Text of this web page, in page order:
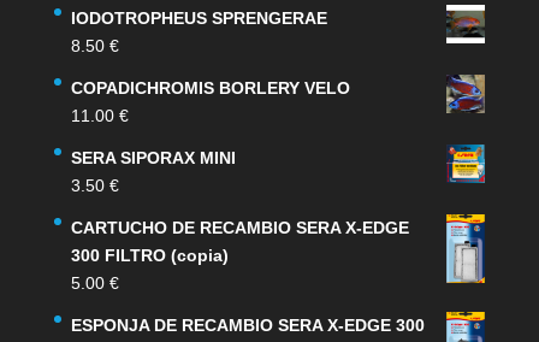
original
159.00 €.
actual
132.00 €.
IODOTROPHEUS SPRENGERAE
8.50 €
COPADICHROMIS BORLERY VELO
11.00 €
SERA SIPORAX MINI
3.50 €
CARTUCHO DE RECAMBIO SERA X-EDGE
300 FILTRO (copia)
5.00 €
ESPONJA DE RECAMBIO SERA X-EDGE 300